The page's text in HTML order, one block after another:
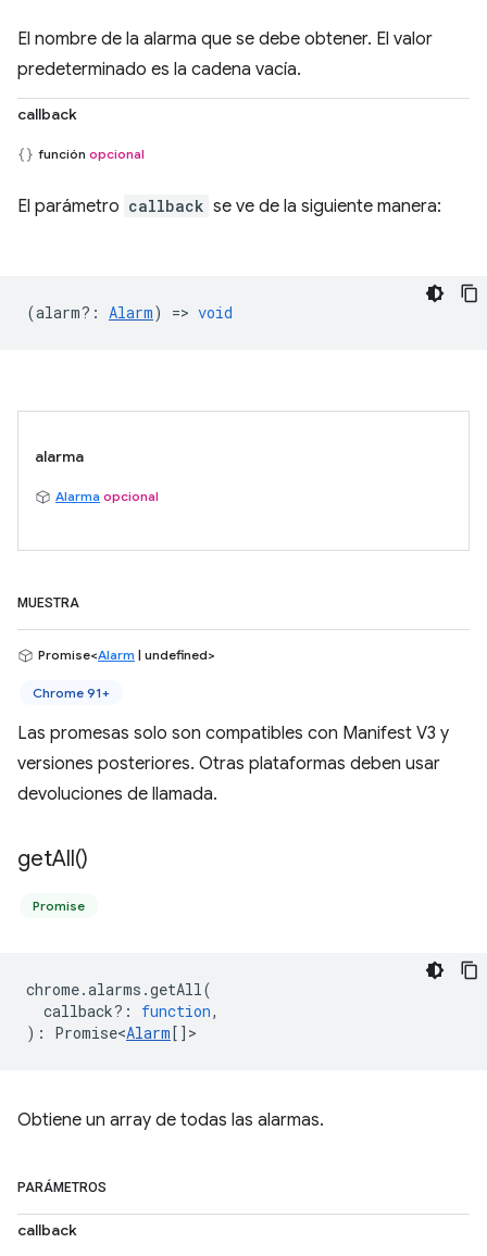
El nombre de la alarma que se debe obtener. El valor
predeterminado es la cadena vacía.
callback
función opcional
El parámetro callback se ve de la siguiente manera:
(alarm? : Alarm) => void
alarma
Alarma opcional
MUESTRA
Promise<Alarm | undefined>
Chrome 91+
Las promesas solo son compatibles con Manifest V3 y
versiones posteriores. Otras plataformas deben usar
devoluciones de llamada.
getAll()
Promise
chrome.alarms .getAll(
callback? : function,
) : Promise<Alarm[] >
Obtiene un array de todas las alarmas.
PARÁMETROS
callback